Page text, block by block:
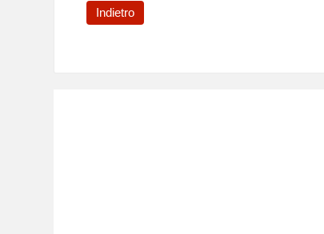
Indietro